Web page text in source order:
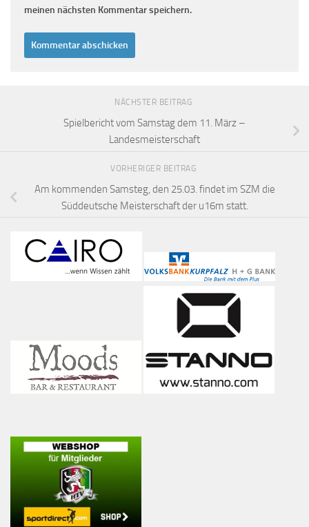
meinen nächsten Kommentar speichern.
NÄCHSTER BEITRAG
Spielbericht vom Samstag dem 11. März –
Landesmeisterschaft
VORHERIGER BEITRAG
Am kommenden Samsteg, den 25.03. findet im SZM die
Süddeutsche Meisterschaft der u16m statt.